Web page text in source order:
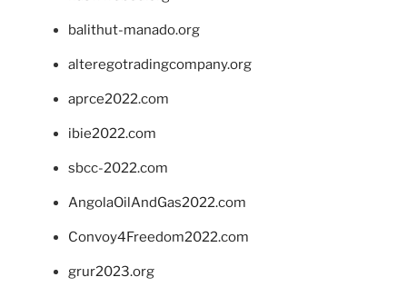
balithut-manado.org
alteregotradingcompany.org
aprce2022.com
ibie2022.com
sbcc-2022.com
AngolaOilAndGas2022.com
Convoy4Freedom2022.com
grur2023.org